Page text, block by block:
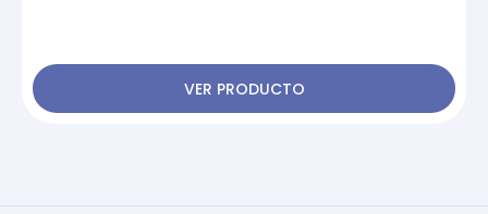
VER PRODUCTO